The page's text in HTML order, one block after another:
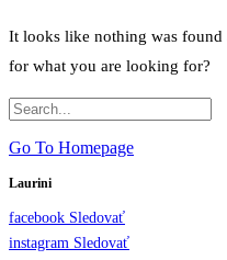
It looks like nothing was found
for what you are looking for?
Go To Homepage
Laurini
facebook Sledovať
instagram Sledovať